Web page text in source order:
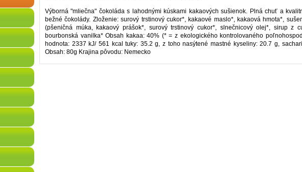
Výborná "mliečna" čokoláda s lahodnými kúskami kakaových sušienok. Plná chuť a
bežné čokolády. Zloženie: surový trstinový cukor*, kakaové maslo*, kakaová hmota*,
(pšeničná múka, kakaový prášok*, surový trstinový cukor*, slnečnicový olej*, sirup z
bourbonská vanilka* Obsah kakaa: 40% (* = z ekologického kontrolovaného
hodnota: 2337 kJ/ 561 kcal tuky: 35.2 g, z toho nasýtené mastné kyseliny: 20.7 g,
Obsah: 80g Krajina pôvodu: Nemecko